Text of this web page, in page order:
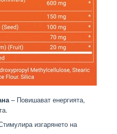
– Повишават енергията,
изгарянето на